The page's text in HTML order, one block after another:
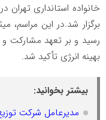
خانواده استانداری
برگزار شد.️در این مراسم،
رسید و بر تعهد مشارکت
بهینه انرژی تأکید شد.
بیشتر بخوانید: